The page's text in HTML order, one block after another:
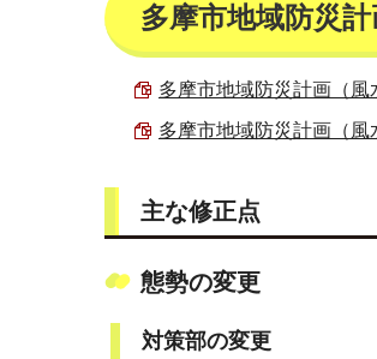
多摩市地域防災
多摩市地域防災計画（風
多摩市地域防災計画（風
主な修正点
態勢の変更
対策部の変更